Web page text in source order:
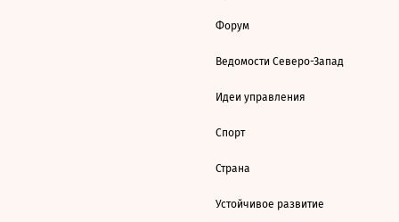
Форум
Ведомости Северо-Запад
Идеи управления
Спорт
Страна
Устойчивое развитие